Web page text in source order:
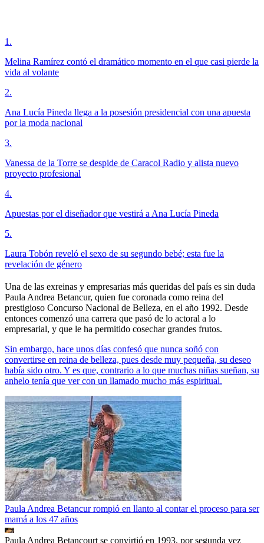
1 .
Melina Ramírez contó el dramático momento en el que casi pierde la
vida al volante
2.
Ana Lucía Pineda llega a la posesión presidencial con una apuesta
por la moda nacional
3.
Vanessa de la Torre se despide de Caracol Radio y alista nuevo
proyecto profesional
4.
Apuestas por el diseñador que vestirá a Ana Lucía Pineda
5.
Laura Tobón reveló el sexo de su segundo bebé; esta fue la
revelación de género
Una de las exreinas y empresarias más queridas del país es sin duda
Paula Andrea Betancur, quien fue coronada como reina del
prestigioso Concurso Nacional de Belleza, en el año 1992. Desde
entonces comenzó una carrera que pasó de lo actoral a lo
empresarial, y que le ha permitido cosechar grandes frutos.
Sin embargo, hace unos días confesó que nunca soñó con
convertirse en reina de belleza, pues desde muy pequeña, su deseo
había sido otro. Y es que, contrario a lo que muchas niñas sueñan, su
anhelo tenía que ver con un llamado mucho más espiritual.
Paula Andrea Betancur rompió en llanto al contar el proceso para ser
mamá a los 47 años
Paula Andrea Betancourt se convirtió en 1993, por segunda vez